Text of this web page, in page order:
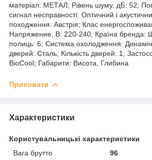
матеріал: МЕТАЛ; Рівень шуму, дБ: 52;
сигнал несправності: Оптичний і
походження: Австрія; Клас
Напряжение, В: 220-240; Країна бренда:
полиць: 6; Система охолодження:
дверей: Сталь; Кількість дверей: 1;
BioCool; Габарити: Висота, Глибина
Приховати
Характеристики
Користувальницькі характеристики
Вага брутто
96